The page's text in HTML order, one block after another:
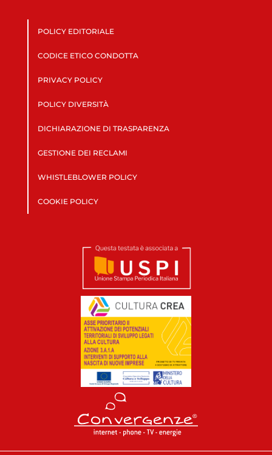
POLICY EDITORIALE
CODICE ETICO CONDOTTA
PRIVACY POLICY
POLICY DIVERSITÀ
DICHIARAZIONE DI TRASPARENZA
GESTIONE DEI RECLAMI
WHISTLEBLOWER POLICY
COOKIE POLICY